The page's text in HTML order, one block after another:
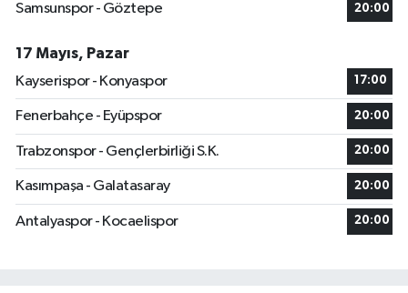
Samsunspor - Göztepe 20:00
17 Mayıs, Pazar
Kayserispor - Konyaspor
17:00
Fenerbahçe - Eyüpspor 20:00
Trabzonspor - Gençlerbirliği S.K. 20:00
Kasımpaşa - Galatasaray 20:00
Antalyaspor - Kocaelispor 20:00